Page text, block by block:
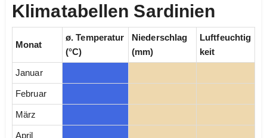
Klimatabellen Sardinien
Monat
ø. Temperatur
(°C)
Niederschlag
(mm)
Luftfeuchtig
keit
Januar
Februar
März
April